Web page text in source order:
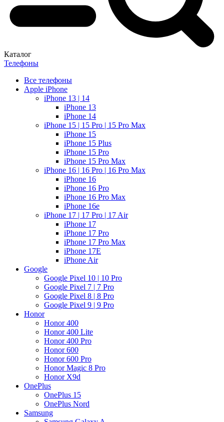
Каталог
Телефоны
Все телефоны
Apple iPhone
iPhone 13 | 14
iPhone 13
iPhone 14
iPhone 15 | 15 Pro | 15 Pro Max
iPhone 15
iPhone 15 Plus
iPhone 15 Pro
iPhone 15 Pro Max
iPhone 16 | 16 Pro | 16 Pro Max
iPhone 16
iPhone 16 Pro
iPhone 16 Pro Max
iPhone 16e
iPhone 17 | 17 Pro | 17 Air
iPhone 17
iPhone 17 Pro
iPhone 17 Pro Max
iPhone 17E
iPhone Air
Google
Google Pixel 10 | 10 Pro
Google Pixel 7 | 7 Pro
Google Pixel 8 | 8 Pro
Google Pixel 9 | 9 Pro
Honor
Honor 400
Honor 400 Lite
Honor 400 Pro
Honor 600
Honor 600 Pro
Honor Magic 8 Pro
Honor X9d
OnePlus
OnePlus 15
OnePlus Nord
Samsung